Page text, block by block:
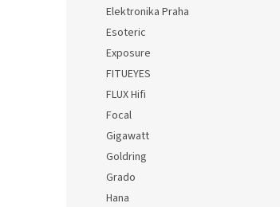
Elektronika Praha
Esoteric
Exposure
FITUEYES
FLUX Hifi
Focal
Gigawatt
Goldring
Grado
Hana